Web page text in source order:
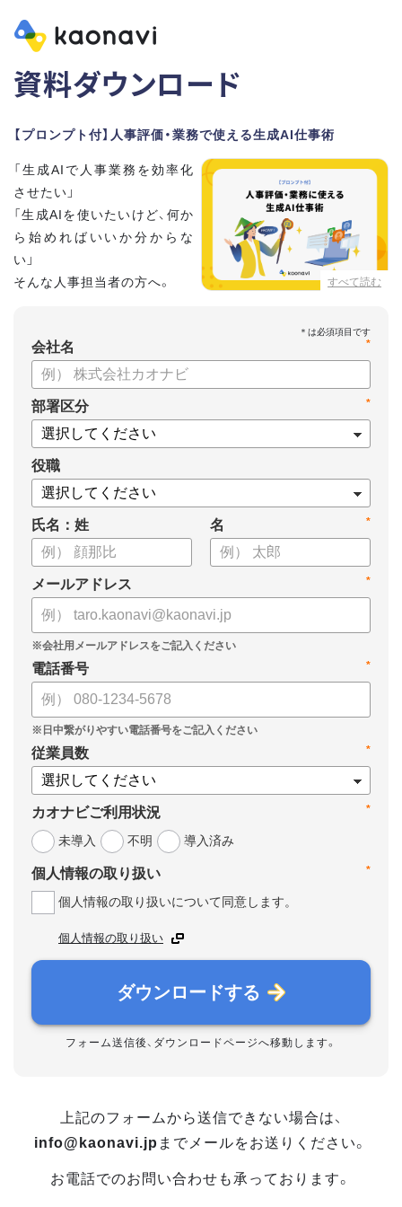
資料ダウンロード
【プロンプト付】人事評価・業務で使える生成AI仕事術
すべて読む
「生成AIで人事業務を効率化
させたい」
「生成AIを使いたいけど、何か
ら始めればいいか分からな
い」
そんな人事担当者の方へ。
本資料では、人事担当者300名の実態調査をもとに現場ですぐ
に役立つ生成AI活用術を紹介しています。
生成AI利用時のポイントや注意事項もまとめているため、これ
から始める方も安心です。評価シートフォーマットの作成や素
案の生成など、コピペで使えるプロンプトも収録！
生成AIを「壁打ち相手」や「作業アシスタント」にして、明日か
らの人事業務を効率化してみませんか？
【資料の内容】
・人事担当者に聞いた「生成AI活用に関する実態調査」
・生成AI利用における注意点やルール
・今日から使えるプロンプト集（人事評価、エンゲージメント業
務）
*
会社名
*
部署区分
役職
氏名：姓 *
名
*
メールアドレス
*
電話番号
*
従業員数
*
カオナビご利用状況
未導入
不明 導入済み
*
個人情報の取り扱い
個人情報の取り扱いについて同意します。
個人情報の取り扱い
ダウンロードする
フォーム送信後、ダウンロードページへ移動します。
上記のフォームから送信できない場合は、
info@kaonavi.jp までメールをお送りください。
お電話でのお問い合わせも承っております。